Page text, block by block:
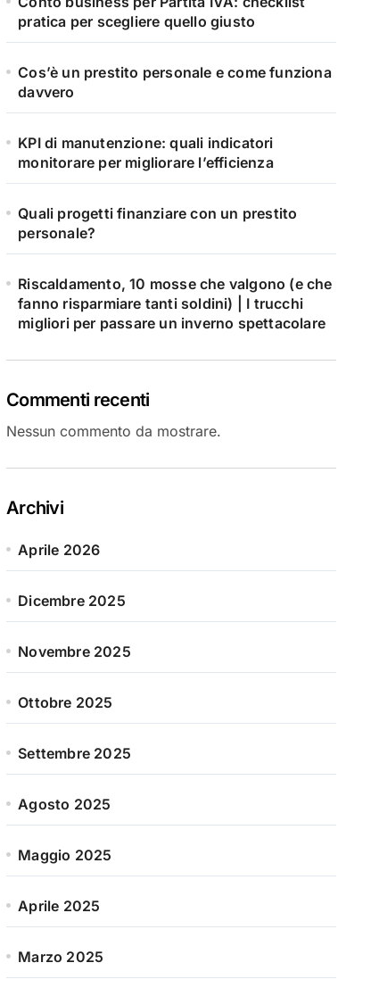
pratica per scegliere quello giusto
Cos’è un prestito personale e come funziona
davvero
KPI di manutenzione: quali indicatori
monitorare per migliorare l’efficienza
Quali progetti finanziare con un prestito
personale?
Riscaldamento, 10 mosse che valgono (e che
fanno risparmiare tanti soldini) | I trucchi
migliori per passare un inverno spettacolare
Commenti recenti
Nessun commento da mostrare.
Archivi
Aprile 2026
Dicembre 2025
Novembre 2025
Ottobre 2025
Settembre 2025
Agosto 2025
Maggio 2025
Aprile 2025
Marzo 2025